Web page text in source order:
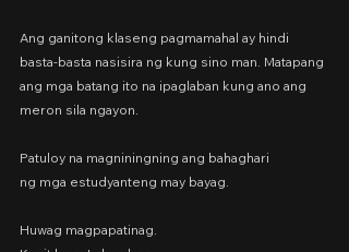
Ang ganitong klaseng pagmamahal ay hindi
basta-basta nasisira ng kung sino man. Matapang
ang mga batang ito na ipaglaban kung ano ang
meron sila ngayon.
Patuloy na magniningning ang bahaghari
ng mga estudyanteng may bayag.
Huwag magpapatinag.